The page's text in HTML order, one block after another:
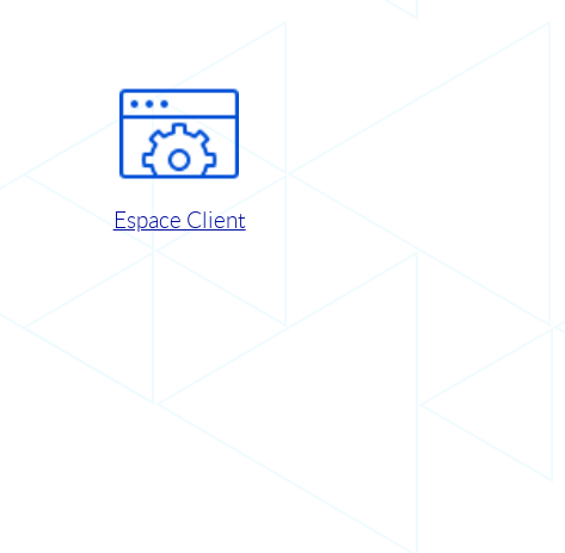
Espace Client